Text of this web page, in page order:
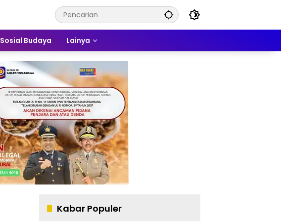
Sosial Budaya Lainya
Kabar Populer